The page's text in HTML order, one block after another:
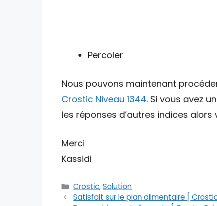
Percoler
Nous pouvons maintenant
Crostic Niveau 1344. Si vous avez
les réponses d’autres indices
Merci
Kassidi
Catégories
Crostic,Solution
Satisfait sur le plan alimentaire [ Crostic